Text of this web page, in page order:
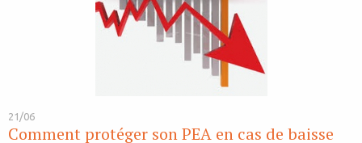
21/06
Comment protéger son PEA en cas de baisse